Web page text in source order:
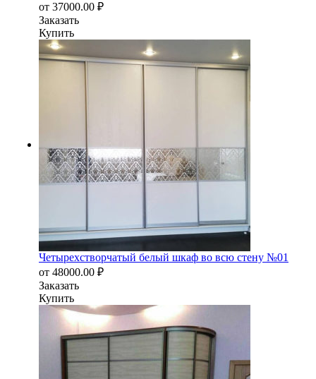
от 37000.00 ₽
Заказать
Купить
Четырехстворчатый белый шкаф во всю стену №01
от 48000.00 ₽
Заказать
Купить